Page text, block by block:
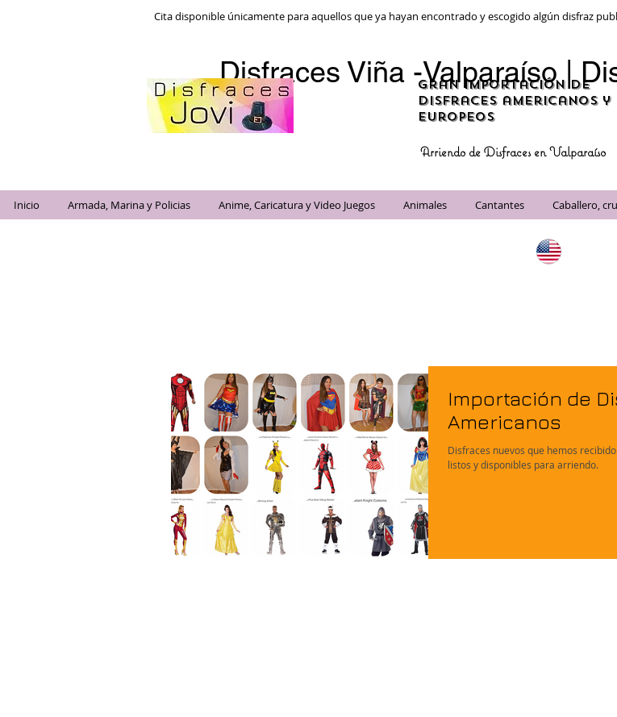
Cita disponible únicamente para aquellos que ya hayan encontrado y escogido algún disfraz
gran importación de
disfraces americanos y
Europeos
Arriendo de Disfraces en Valparaíso
Inicio Armada, Marina y Policias Anime, Caricatura y Video Juegos Animales Cantantes Caballero,
Disfraces Viña -Valparaíso |
Importación de
Americanos
Disfraces nuevos que hemos recibido
listos y disponibles para arriendo.